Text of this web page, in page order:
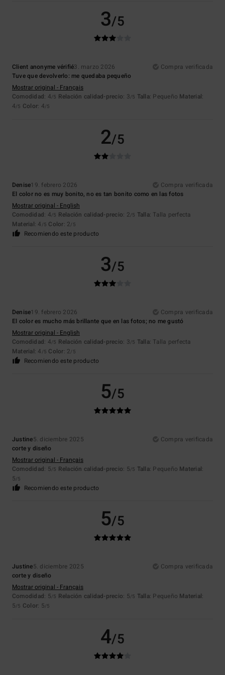
3/5
Client anonyme vérifié3. marzo 2026
Compra verificada
Tuve que devolverlo: me quedaba pequeño
Mostrar original - Français
Comodidad: 4/5 Relación calidad-precio: 3/5 Talla: Pequeño Material:
4/5 Color: 4/5
2/5
Denise19. febrero 2026
Compra verificada
El color no es muy bonito, no es tan bonito como en las fotos
Mostrar original - English
Comodidad: 4/5 Relación calidad-precio: 2/5 Talla: Talla perfecta
Material: 4 /5 Color: 2/5
Recomiendo este producto
3/5
Denise19. febrero 2026
Compra verificada
El color es mucho más brillante que en las fotos; no me gustó
Mostrar original - English
Comodidad: 4/5 Relación calidad-precio: 3/5 Talla: Talla perfecta
Material: 4 /5 Color: 2/5
Recomiendo este producto
5/5
Justine5. diciembre 2025
Compra verificada
corte y diseño
Mostrar original - Français
Comodidad: 5/5 Relación calidad-precio: 5/5 Talla: Pequeño Material:
5/5
Recomiendo este producto
5/5
Justine5. diciembre 2025
Compra verificada
corte y diseño
Mostrar original - Français
Comodidad: 5/5 Relación calidad-precio: 5/5 Talla: Pequeño Material:
5/5 Color: 5/5
4/5